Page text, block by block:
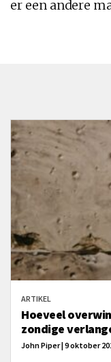
er een andere
ARTIKEL
Hoeveel
zondige
John Piper | 9 oktober